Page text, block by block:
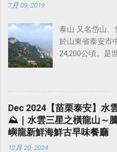
「劉銘傳在某年
名稱不雅而改為
間，臺灣道丁曰
山」。 阿罩霧
期的大正九年（
羅堡時，改稱阿
往】 自中二高霧
上海不遠，且最
名勝，之前來大
嶽景勝地，距離
部，是世界文
《 孤星旅遊指
」之一。 武夷山
道教傳說、懸棺
靈秀之氣。 武夷
7月 09, 2019
泰山 又名岱山
於山東省泰安市
24,200公頃。是
風景名勝區，
「 玉皇頂 」海
五嶽之首 」、「
傳統文化中，泰
譽。自秦始皇封
在泰山封禪和祭
Dec 2024【苗栗泰安】水
⛰️｜水雲三星之橫龍山～
嶼龍新鮮海鮮古早味餐廳
12月 20, 2024